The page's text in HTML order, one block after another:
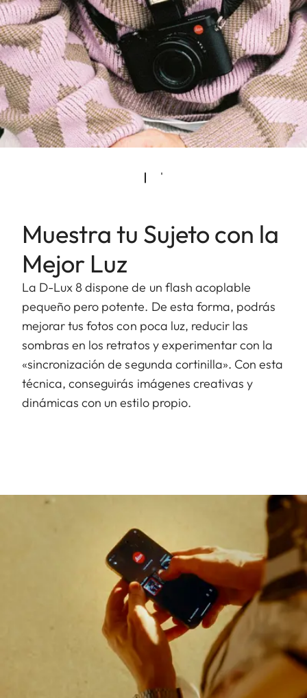
Muestra tu Sujeto con la
Mejor Luz
La D-Lux 8 dispone de un flash acoplable
pequeño pero potente. De esta forma, podrás
mejorar tus fotos con poca luz, reducir las
sombras en los retratos y experimentar con la
«sincronización de segunda cortinilla». Con esta
técnica, conseguirás imágenes creativas y
dinámicas con un estilo propio.